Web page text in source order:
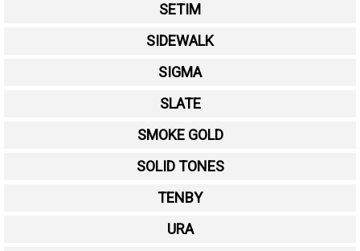
SETIM
SIDEWALK
SIGMA
SLATE
SMOKE GOLD
SOLID TONES
TENBY
URA